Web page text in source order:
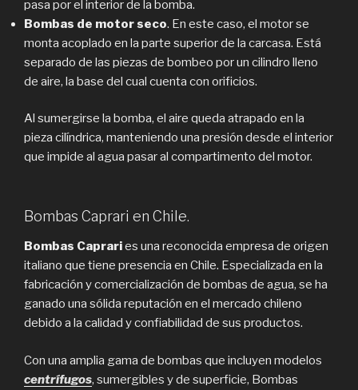
pasa por el interior de la bomba.
Bombas de motor seco. En este caso, el motor se
monta acoplado en la parte superior de la carcasa. Está
separado de las piezas de bombeo por un cilindro lleno
de aire, la base del cual cuenta con orificios.
Al sumergirse la bomba, el aire queda atrapado en la
pieza cilíndrica, manteniendo una presión desde el interior
que impide al agua pasar al compartimento del motor.
Bombas Caprari en Chile.
Bombas Capraries una reconocida empresa de origen
italiano que tiene presencia en Chile. Especializada en la
fabricación y comercialización de bombas de agua, se ha
ganado una sólida reputación en el mercado chileno
debido a la calidad y confiabilidad de sus productos.
Con una amplia gama de bombas que incluyen modelos
centrífugos, sumergibles y de superficie, Bombas